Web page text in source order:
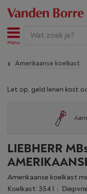
Menu
Amerikaanse koelkast
Let op, geld lenen kost
LIEBHERR
Amerikaanse koelkast
Koelkast: 354 l